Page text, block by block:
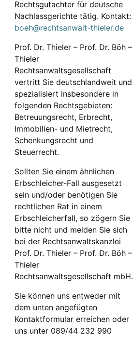
Rechtsgutachter für deutsche
Nachlassgerichte tätig. Kontakt:
boeh@rechtsanwalt-thieler.de
Prof. Dr. Thieler – Prof. Dr. Böh –
Thieler
Rechtsanwaltsgesellschaft
vertritt Sie deutschlandweit und
spezialisiert insbesondere in
folgenden Rechtsgebieten:
Betreuungsrecht, Erbrecht,
Immobilien- und Mietrecht,
Schenkungsrecht und
Steuerrecht.
Sollten Sie einem ähnlichen
Erbschleicher-Fall ausgesetzt
sein und/oder benötigen Sie
rechtlichen Rat in einem
Erbschleicherfall, so zögern Sie
bitte nicht und melden Sie sich
bei der Rechtsanwaltskanzlei
Prof. Dr. Thieler – Prof. Dr. Böh –
Thieler
Rechtsanwaltsgesellschaft mbH.
Sie können uns entweder mit
dem unten angefügten
Kontaktformular erreichen oder
uns unter 089/44 232 990